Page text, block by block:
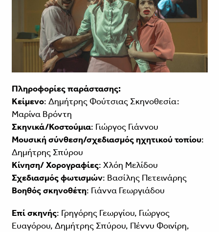
Πληροφορίες παράστασης:
Κείμενο: Δημήτρης Φούτσιας Σκηνοθεσία:
Μαρίνα Βρόντη
Σκηνικά/Κοστούμια: Γιώργος Γιάννου
Μουσική σύνθεση/σχεδιασμός ηχητικού τοπίου:
Δημήτρης Σπύρου
Κίνηση/ Χορογραφίες: Χλόη Μελίδου
Σχεδιασμός φωτισμών: Βασίλης Πετεινάρης
Βοηθός σκηνοθέτη: Γιάννα Γεωργιάδου
Επί σκηνής: Γρηγόρης Γεωργίου, Γιώργος
Ευαγόρου, Δημήτρης Σπύρου, Πέννυ Φοινίρη,